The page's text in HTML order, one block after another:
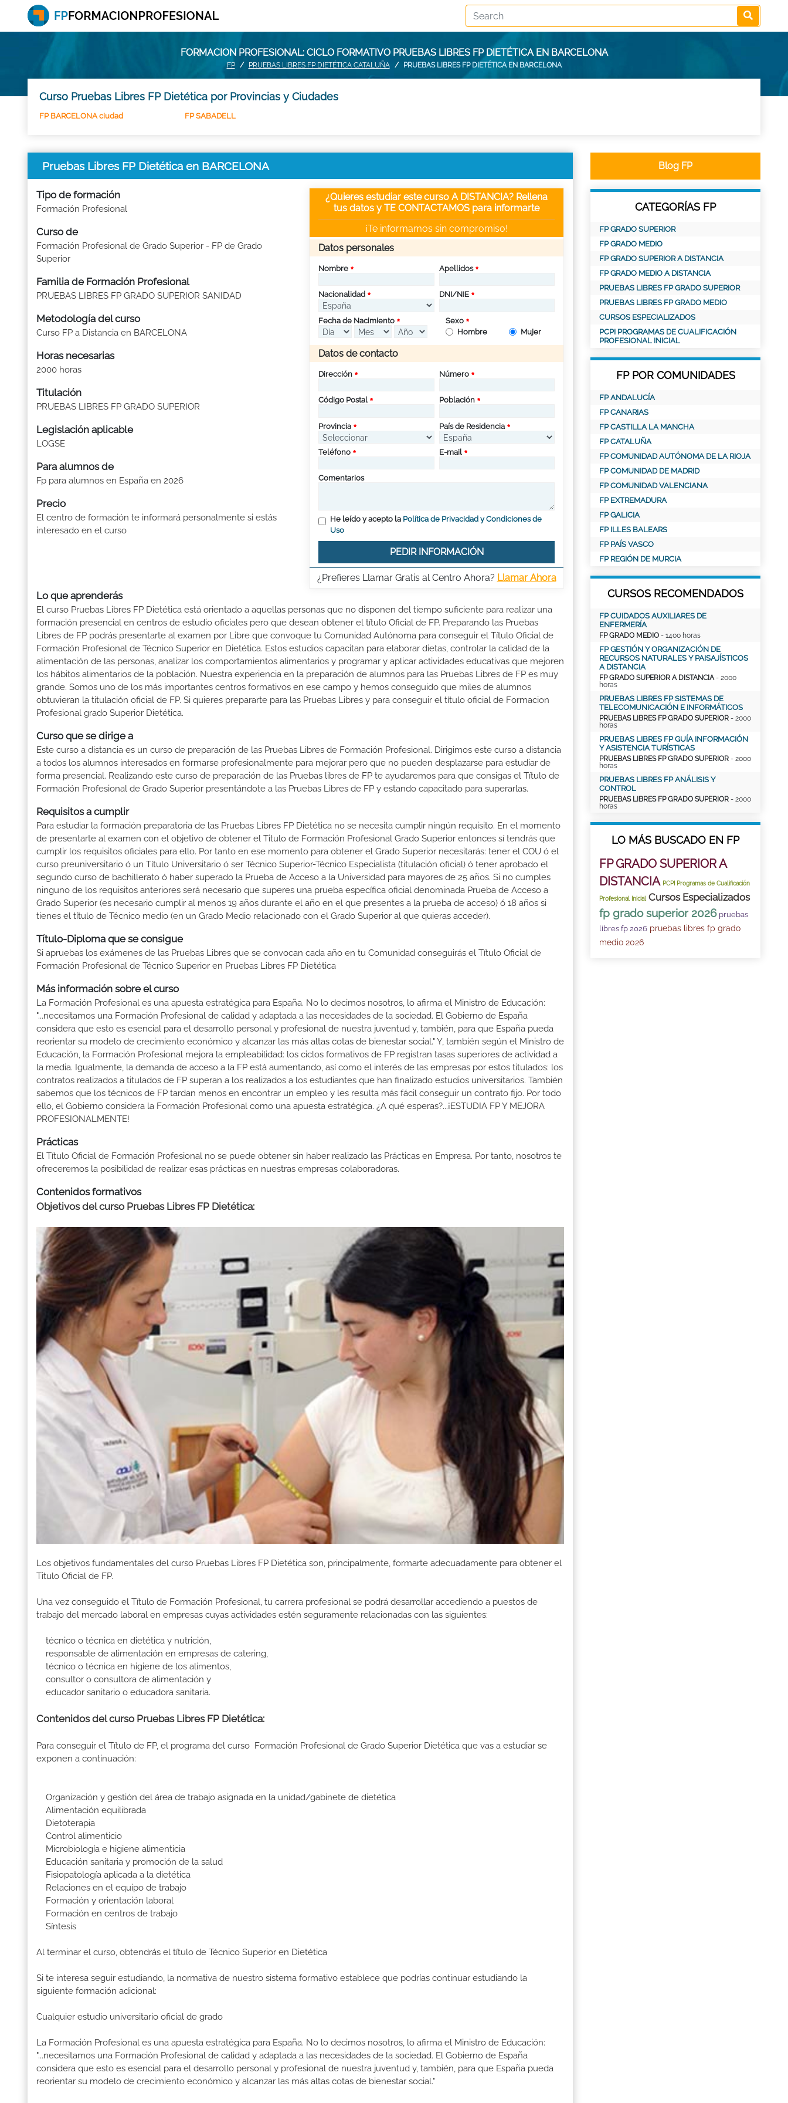
FORMACION PROFESIONAL: CICLO FORMATIVO PRUEBAS LIBRES FP DIETÉTICA EN BARCELONA
FP PRUEBAS LIBRES FP DIETÉTICA CATALUÑA PRUEBAS LIBRES FP DIETÉTICA EN BARCELONA
Curso Pruebas Libres FP Dietética por Provincias y Ciudades
FP BARCELONA ciudad FP SABADELL
Pruebas Libres FP Dietética en BARCELONA
Tipo de formación
Formación Profesional
Curso de
Formación Profesional de Grado Superior - FP de Grado
Superior
Familia de Formación Profesional
PRUEBAS LIBRES FP GRADO SUPERIOR SANIDAD
Metodología del curso
Curso FP a Distancia en BARCELONA
Horas necesarias
2000 horas
Titulación
PRUEBAS LIBRES FP GRADO SUPERIOR
Legislación aplicable
LOGSE
Para alumnos de
Fp para alumnos en España en 2026
Precio
El centro de formación te informará personalmente si estás
interesado en el curso
¿Quieres estudiar este curso A DISTANCIA? Rellena
tus datos y TE CONTACTAMOS para informarte
¡Te informamos sin compromiso!
Datos personales
Nombre Apellidos
Nacionalidad DNI/NIE
Fecha de Nacimiento
Sexo
Hombre
Mujer
Datos de contacto
Dirección Número
Código Postal Población
Provincia País de Residencia
Teléfono E-mail
Comentarios
He leído y acepto la Política de Privacidad y Condiciones de
Uso
PEDIR INFORMACIÓN
¿Prefieres Llamar Gratis al Centro Ahora? Llamar Ahora
Lo que aprenderás
El curso Pruebas Libres FP Dietética está orientado a aquellas personas que no disponen del tiempo suficiente para realizar una
formación presencial en centros de estudio oficiales pero que desean obtener el título Oficial de FP. Preparando las Pruebas
Libres de FP podrás presentarte al examen por Libre que convoque tu Comunidad Autónoma para conseguir el Título Oficial de
Formación Profesional de Técnico Superior en Dietética. Estos estudios capacitan para elaborar dietas, controlar la calidad de la
alimentación de las personas, analizar los comportamientos alimentarios y programar y aplicar actividades educativas que mejoren
los hábitos alimentarios de la población. Nuestra experiencia en la preparación de alumnos para las Pruebas Libres de FP es muy
grande. Somos uno de los más importantes centros formativos en ese campo y hemos conseguido que miles de alumnos
obtuvieran la titulación oficial de FP. Si quieres prepararte para las Pruebas Libres y para conseguir el título oficial de Formacion
Profesional grado Superior Dietética.
Curso que se dirige a
Este curso a distancia es un curso de preparación de las Pruebas Libres de Formación Profesional. Dirigimos este curso a distancia
a todos los alumnos interesados en formarse profesionalmente para mejorar pero que no pueden desplazarse para estudiar de
forma presencial. Realizando este curso de preparación de las Pruebas libres de FP te ayudaremos para que consigas el Título de
Formación Profesional de Grado Superior presentándote a las Pruebas Libres de FP y estando capacitado para superarlas.
Requisitos a cumplir
Para estudiar la formación preparatoria de las Pruebas Libres FP Dietética no se necesita cumplir ningún requisito. En el momento
de presentarte al examen con el objetivo de obtener el Titulo de Formación Profesional Grado Superior entonces sí tendrás que
cumplir los requisitos oficiales para ello. Por tanto en ese momento para obtener el Grado Superior necesitarás: tener el COU ó el
curso preuniversitario ó un Título Universitario ó ser Técnico Superior-Técnico Especialista (titulación oficial) ó tener aprobado el
segundo curso de bachillerato ó haber superado la Prueba de Acceso a la Universidad para mayores de 25 años. Si no cumples
ninguno de los requisitos anteriores será necesario que superes una prueba específica oficial denominada Prueba de Acceso a
Grado Superior (es necesario cumplir al menos 19 años durante el año en el que presentes a la prueba de acceso) ó 18 años si
tienes el título de Técnico medio (en un Grado Medio relacionado con el Grado Superior al que quieras acceder).
Título-Diploma que se consigue
Si apruebas los exámenes de las Pruebas Libres que se convocan cada año en tu Comunidad conseguirás el Título Oficial de
Formación Profesional de Técnico Superior en Pruebas Libres FP Dietética
Más información sobre el curso
La Formación Profesional es una apuesta estratégica para España. No lo decimos nosotros, lo afirma el Ministro de Educación:
"...necesitamos una Formación Profesional de calidad y adaptada a las necesidades de la sociedad. El Gobierno de España
considera que esto es esencial para el desarrollo personal y profesional de nuestra juventud y, también, para que España pueda
reorientar su modelo de crecimiento económico y alcanzar las más altas cotas de bienestar social." Y, también según el Ministro de
Educación, la Formación Profesional mejora la empleabilidad: los ciclos formativos de FP registran tasas superiores de actividad a
la media. Igualmente, la demanda de acceso a la FP está aumentando, así como el interés de las empresas por estos titulados: los
contratos realizados a titulados de FP superan a los realizados a los estudiantes que han finalizado estudios universitarios. También
sabemos que los técnicos de FP tardan menos en encontrar un empleo y les resulta más fácil conseguir un contrato fijo. Por todo
ello, el Gobierno considera la Formación Profesional como una apuesta estratégica. ¿A qué esperas?...¡ESTUDIA FP Y MEJORA
PROFESIONALMENTE!
Prácticas
El Título Oficial de Formación Profesional no se puede obtener sin haber realizado las Prácticas en Empresa. Por tanto, nosotros te
ofreceremos la posibilidad de realizar esas prácticas en nuestras empresas colaboradoras.
Contenidos formativos
Objetivos del curso Pruebas Libres FP Dietética:
Los objetivos fundamentales del curso Pruebas Libres FP Dietética son, principalmente, formarte adecuadamente para obtener el
Titulo Oficial de FP.
Una vez conseguido el Título de Formación Profesional, tu carrera profesional se podrá desarrollar accediendo a puestos de
trabajo del mercado laboral en empresas cuyas actividades estén seguramente relacionadas con las siguientes:
técnico o técnica en dietética y nutrición,
responsable de alimentación en empresas de catering,
técnico o técnica en higiene de los alimentos,
consultor o consultora de alimentación y
educador sanitario o educadora sanitaria.
Contenidos del curso Pruebas Libres FP Dietética:
Para conseguir el Título de FP, el programa del curso Formación Profesional de Grado Superior Dietética que vas a estudiar se
exponen a continuación:
Organización y gestión del área de trabajo asignada en la unidad/gabinete de dietética
Alimentación equilibrada
Dietoterapia
Control alimenticio
Microbiología e higiene alimenticia
Educación sanitaria y promoción de la salud
Fisiopatología aplicada a la dietética
Relaciones en el equipo de trabajo
Formación y orientación laboral
Formación en centros de trabajo
Síntesis
Al terminar el curso, obtendrás el título de Técnico Superior en Dietética
Si te interesa seguir estudiando, la normativa de nuestro sistema formativo establece que podrías continuar estudiando la
siguiente formación adicional:
Cualquier estudio universitario oficial de grado
La Formación Profesional es una apuesta estratégica para España. No lo decimos nosotros, lo afirma el Ministro de Educación:
"...necesitamos una Formación Profesional de calidad y adaptada a las necesidades de la sociedad. El Gobierno de España
considera que esto es esencial para el desarrollo personal y profesional de nuestra juventud y, también, para que España pueda
reorientar su modelo de crecimiento económico y alcanzar las más altas cotas de bienestar social."
Blog FP
CATEGORÍAS FP
FP GRADO SUPERIOR
FP GRADO MEDIO
FP GRADO SUPERIOR A DISTANCIA
FP GRADO MEDIO A DISTANCIA
PRUEBAS LIBRES FP GRADO SUPERIOR
PRUEBAS LIBRES FP GRADO MEDIO
CURSOS ESPECIALIZADOS
PCPI PROGRAMAS DE CUALIFICACIÓN
PROFESIONAL INICIAL
FP POR COMUNIDADES
FP ANDALUCÍA
FP CANARIAS
FP CASTILLA LA MANCHA
FP CATALUÑA
FP COMUNIDAD AUTÓNOMA DE LA RIOJA
FP COMUNIDAD DE MADRID
FP COMUNIDAD VALENCIANA
FP EXTREMADURA
FP GALICIA
FP ILLES BALEARS
FP PAÍS VASCO
FP REGIÓN DE MURCIA
CURSOS RECOMENDADOS
FP CUIDADOS AUXILIARES DE
ENFERMERÍA
FP GRADO MEDIO - 1400 horas
FP GESTIÓN Y ORGANIZACIÓN DE
RECURSOS NATURALES Y PAISAJÍSTICOS
A DISTANCIA
FP GRADO SUPERIOR A DISTANCIA- 2000
horas
PRUEBAS LIBRES FP SISTEMAS DE
TELECOMUNICACIÓN E INFORMÁTICOS
PRUEBAS LIBRES FP GRADO SUPERIOR - 2000
horas
PRUEBAS LIBRES FP GUÍA INFORMACIÓN
Y ASISTENCIA TURÍSTICAS
PRUEBAS LIBRES FP GRADO SUPERIOR - 2000
horas
PRUEBAS LIBRES FP ANÁLISIS Y
CONTROL
PRUEBAS LIBRES FP GRADO SUPERIOR - 2000
horas
LO MÁS BUSCADO EN FP
FP GRADO SUPERIOR A
DISTANCIA PCPI Programas de Cualificación
Profesional Inicial Cursos Especializados
fp grado superior 2026 pruebas
libres fp 2026 pruebas libres fp grado
medio 2026